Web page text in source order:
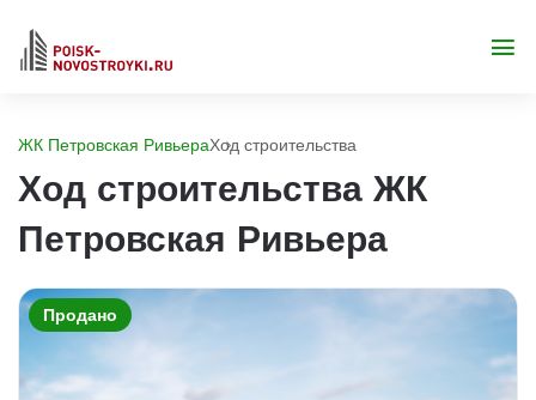
ЖК Петровская РивьераХод строительства
Ход строительства ЖК
Петровская Ривьера
Продано